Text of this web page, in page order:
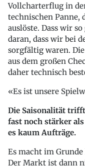
Vollcharterflug in
technischen Panne,
auslöste. Dass wir
daran, dass wir bei
sorgfältig waren.
aus dem großen
daher technisch
Es ist unsere
Die Saisonalität trifft
fast noch stärker
es kaum Aufträge.
Es macht im
Der Markt ist dann